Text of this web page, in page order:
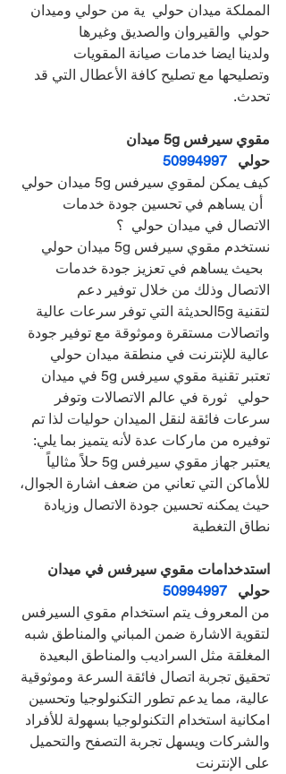
المملكة ميدان حولي  ية من حولي وميدان
حولي  والقيروان والصديق وغيرها
ولدينا ايضا خدمات صيانة المقويات
وتصليحها مع تصليح كافة الأعطال التي قد
تحدث.
مقوي سيرفس 5g ميدان
حولي 50994997
كيف يمكن لمقوي سيرفس 5g ميدان حولي
أن يساهم في تحسين جودة خدمات
الاتصال في ميدان حولي  ؟
نستخدم مقوي سيرفس 5g ميدان حولي
بحيث يساهم في تعزيز جودة خدمات
الاتصال وذلك من خلال توفير دعم
لتقنية 5gالحديثة التي توفر سرعات عالية
واتصالات مستقرة وموثوقة مع توفير جودة
عالية للإنترنت في منطقة ميدان حولي
تعتبر تقنية مقوي سيرفس 5g في ميدان
حولي   ثورة في عالم الاتصالات وتوفر
سرعات فائقة لنقل الميدان حوليات لذا تم
توفيره من ماركات عدة لأنه يتميز بما يلي:
يعتبر جهاز مقوي سيرفس 5g حلاً مثالياً
للأماكن التي تعاني من ضعف اشارة الجوال،
حيث يمكنه تحسين جودة الاتصال وزيادة
نطاق التغطية
استدخدامات مقوي سيرفس في ميدان
حولي 50994997
من المعروف يتم استخدام مقوي السيرفس
لتقوية الاشارة ضمن المباني والمناطق شبه
المغلقة مثل السراديب والمناطق البعيدة
تحقيق تجربة اتصال فائقة السرعة وموثوقية
عالية، مما يدعم تطور التكنولوجيا وتحسين
امكانية استخدام التكنولوجيا بسهولة للأفراد
والشركات ويسهل تجربة التصفح والتحميل
على الإنترنت